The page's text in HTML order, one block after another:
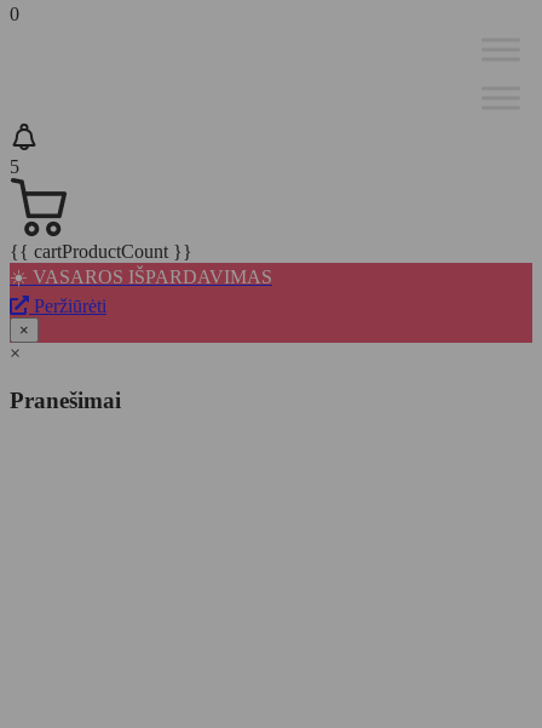
0
5
{{ cartProductCount }}
☀️ VASAROS IŠPARDAVIMAS
Peržiūrėti
×
×
Pranešimai